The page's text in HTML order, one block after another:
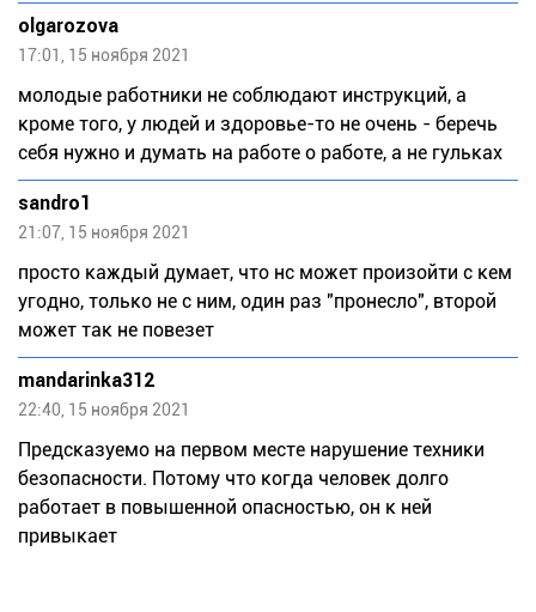
olgarozova
17:01, 15 ноября 2021
молодые работники не соблюдают инструкций, а
кроме того, у людей и здоровье-то не очень - беречь
себя нужно и думать на работе о работе, а не гульках
sandro1
21:07, 15 ноября 2021
просто каждый думает, что нс может произойти с кем
угодно, только не с ним, один раз "пронесло", второй
может так не повезет
mandarinka312
22:40, 15 ноября 2021
Предсказуемо на первом месте нарушение техники
безопасности. Потому что когда человек долго
работает в повышенной опасностью, он к ней
привыкает